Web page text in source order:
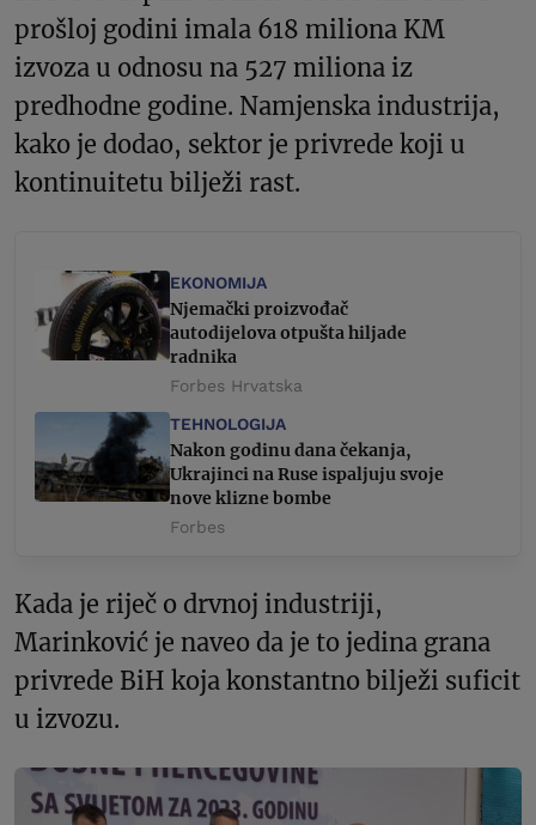
prošloj godini imala 618 miliona KM
izvoza u odnosu na 527 miliona iz
predhodne godine. Namjenska industrija,
kako je dodao, sektor je privrede koji u
kontinuitetu bilježi rast.
EKONOMIJA
Njemački proizvođač
autodijelova otpušta hiljade
radnika
Forbes Hrvatska
TEHNOLOGIJA
Nakon godinu dana čekanja,
Ukrajinci na Ruse ispaljuju svoje
nove klizne bombe
Forbes
Kada je riječ o drvnoj industriji,
Marinković je naveo da je to jedina grana
privrede BiH koja konstantno bilježi suficit
u izvozu.